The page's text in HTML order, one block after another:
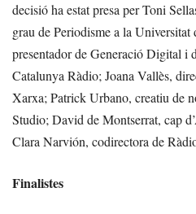
decisió ha estat presa per Toni
grau de Periodisme a la
presentador de Generació Digital i
Catalunya Ràdio; Joana Vallès,
Xarxa; Patrick Urbano, creatiu de
Studio; David de Montserrat, cap
Clara Narvión, codirectora de
Finalistes